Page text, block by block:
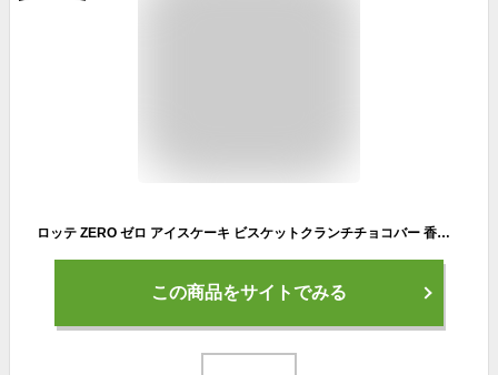
ロッテ ZERO ゼロ アイスケーキ ビスケットクランチチョコバー 香る焙煎抹茶パフェの4種類から選べる 20個〜24個
この商品をサイトでみる